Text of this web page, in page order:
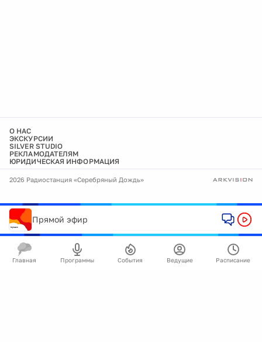
О НАС
ЭКСКУРСИИ
SILVER STUDIO
РЕКЛАМОДАТЕЛЯМ
ЮРИДИЧЕСКАЯ ИНФОРМАЦИЯ
2026 Радиостанция «Серебряный Дождь»
Прямой эфир
Главная Программы События Ведущие Расписание